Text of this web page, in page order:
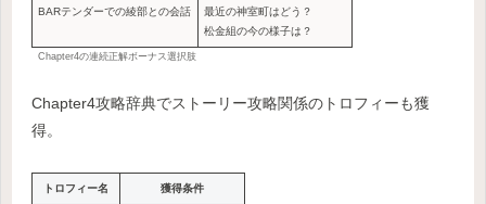
BARテンダーでの綾部との会話
最近の神室町はどう？
松金組の今の様子は？
Chapter4の連続正解ボーナス選択肢
Chapter4攻略辞典でストーリー攻略関係のトロフィーも獲
得。
トロフィー名 獲得条件